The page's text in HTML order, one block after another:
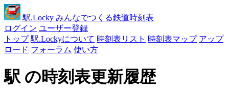
駅.Locky みんなでつくる鉄道時刻表
ログイン ユーザー登録
トップ 駅.Lockyについて 時刻表リスト 時刻表マップ アップ
ロード フォーラム 使い方
駅 の時刻表更新履歴